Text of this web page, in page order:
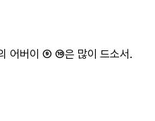
어버이 ⑨ ⑩은 많이 드소서.